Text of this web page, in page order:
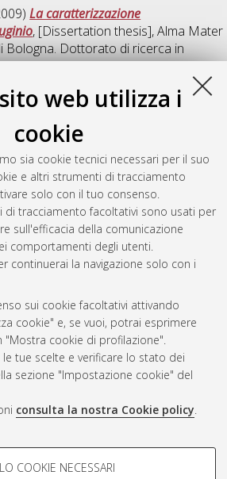
web utilizza i
cookie
sia cookie tecnici necessari per il suo
e altri strumenti di tracciamento
solo con il tuo consenso.
di tracciamento facoltativi sono usati per
sull'efficacia della comunicazione
comportamenti degli utenti.
continuerai la navigazione solo con i
sui cookie facoltativi attivando
cookie" e, se vuoi, potrai esprimere
"Mostra cookie di profilazione".
tue scelte e verificare lo stato dei
sezione "Impostazione cookie" del
consulta la nostra Cookie policy.
-
COOKIE NECESSARI
La caratterizzazione
, [Dissertation thesis], Alma Mater
Bologna. Dottorato di ricerca in
, 21 Ciclo. DOI
(2009)
Effetti dell'integrazione visuo-
disturbo di campo visivo
Università di Bologna.
Psicologia generale e clinica , 21 Ciclo.
1430.
generata il Wed Aug 5 20:49:40 2026